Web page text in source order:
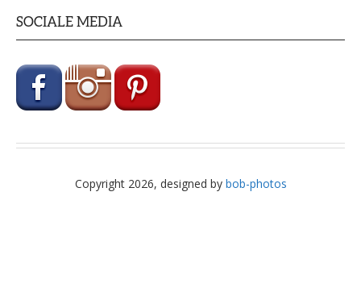
SOCIALE MEDIA
Copyright 2026, designed by bob-photos